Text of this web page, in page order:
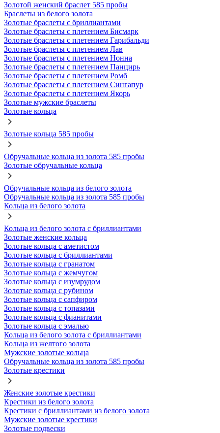
Золотой женский браслет 585 пробы
Браслеты из белого золота
Золотые браслеты с бриллиантами
Золотые браслеты с плетением Бисмарк
Золотые браслеты с плетением Гарибальди
Золотые браслеты с плетением Лав
Золотые браслеты с плетением Нонна
Золотые браслеты с плетением Панцирь
Золотые браслеты с плетением Ромб
Золотые браслеты с плетением Сингапур
Золотые браслеты с плетением Якорь
Золотые мужские браслеты
Золотые кольца
Золотые кольца 585 пробы
Обручальные кольца из золота 585 пробы
Золотые обручальные кольца
Обручальные кольца из белого золота
Обручальные кольца из золота 585 пробы
Кольца из белого золота
Кольца из белого золота с бриллиантами
Золотые женские кольца
Золотые кольца с аметистом
Золотые кольца с бриллиантами
Золотые кольца с гранатом
Золотые кольца с жемчугом
Золотые кольца с изумрудом
Золотые кольца с рубином
Золотые кольца с сапфиром
Золотые кольца с топазами
Золотые кольца с фианитами
Золотые кольца с эмалью
Кольца из белого золота с бриллиантами
Кольца из желтого золота
Мужские золотые кольца
Обручальные кольца из золота 585 пробы
Золотые крестики
Женские золотые крестики
Крестики из белого золота
Крестики с бриллиантами из белого золота
Мужские золотые крестики
Золотые подвески